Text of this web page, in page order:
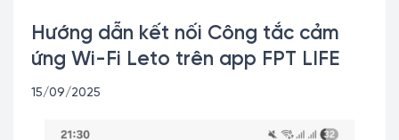
Hướng dẫn kết nối Công tắc cảm
ứng Wi-Fi Leto trên app FPT LIFE
15/09/2025